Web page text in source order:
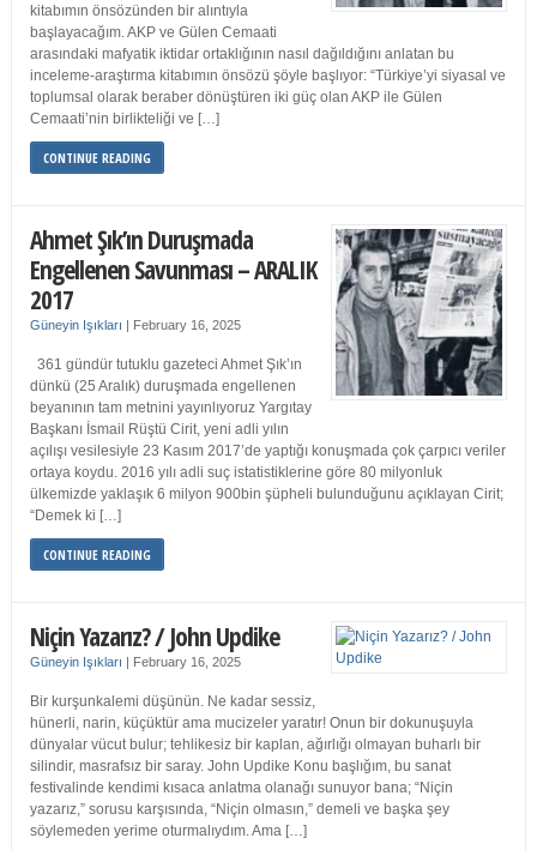
kitabımın önsözünden bir alıntıyla
başlayacağım. AKP ve Gülen Cemaati
arasındaki mafyatik iktidar ortaklığının nasıl dağıldığını anlatan bu
inceleme-araştırma kitabımın önsözü şöyle başlıyor: “Türkiye’yi siyasal ve
toplumsal olarak beraber dönüştüren iki güç olan AKP ile Gülen
Cemaati’nin birlikteliği ve […]
CONTINUE READING
Ahmet Şık’ın Duruşmada
Engellenen Savunması – ARALIK
2017
Güneyin Işıkları | February 16, 2025
361 gündür tutuklu gazeteci Ahmet Şık’ın
dünkü (25 Aralık) duruşmada engellenen
beyanının tam metnini yayınlıyoruz Yargıtay
Başkanı İsmail Rüştü Cirit, yeni adli yılın
açılışı vesilesiyle 23 Kasım 2017’de yaptığı konuşmada çok çarpıcı veriler
ortaya koydu. 2016 yılı adli suç istatistiklerine göre 80 milyonluk
ülkemizde yaklaşık 6 milyon 900bin şüpheli bulunduğunu açıklayan Cirit;
“Demek ki […]
CONTINUE READING
Niçin Yazarız? / John Updike
Güneyin Işıkları | February 16, 2025
Bir kurşunkalemi düşünün. Ne kadar sessiz,
hünerli, narin, küçüktür ama mucizeler yaratır! Onun bir dokunuşuyla
dünyalar vücut bulur; tehlikesiz bir kaplan, ağırlığı olmayan buharlı bir
silindir, masrafsız bir saray. John Updike Konu başlığım, bu sanat
festivalinde kendimi kısaca anlatma olanağı sunuyor bana; “Niçin
yazarız,” sorusu karşısında, “Niçin olmasın,” demeli ve başka şey
söylemeden yerime oturmalıydım. Ama […]